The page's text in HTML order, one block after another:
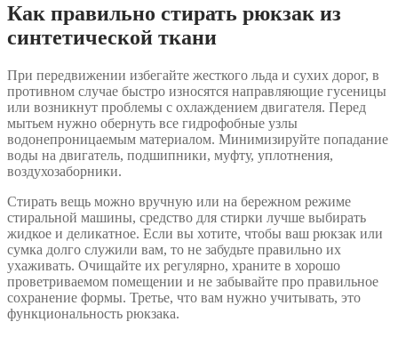
Как правильно стирать рюкзак из
синтетической ткани
При передвижении избегайте жесткого льда и сухих дорог, в
противном случае быстро износятся направляющие гусеницы
или возникнут проблемы с охлаждением двигателя. Перед
мытьем нужно обернуть все гидрофобные узлы
водонепроницаемым материалом. Минимизируйте попадание
воды на двигатель, подшипники, муфту, уплотнения,
воздухозаборники.
Стирать вещь можно вручную или на бережном режиме
стиральной машины, средство для стирки лучше выбирать
жидкое и деликатное. Если вы хотите, чтобы ваш рюкзак или
сумка долго служили вам, то не забудьте правильно их
ухаживать. Очищайте их регулярно, храните в хорошо
проветриваемом помещении и не забывайте про правильное
сохранение формы. Третье, что вам нужно учитывать, это
функциональность рюкзака.